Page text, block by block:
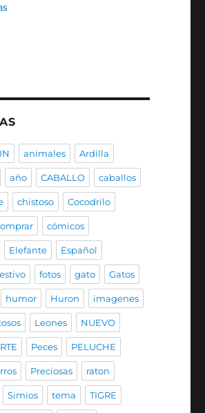
animales Ardilla
año CABALLO caballos
chistoso Cocodrilo
cómicos
Elefante Español
fotos gato Gatos
humor Huron imagenes
Leones NUEVO
Peces PELUCHE
Preciosas raton
Simios tema TIGRE